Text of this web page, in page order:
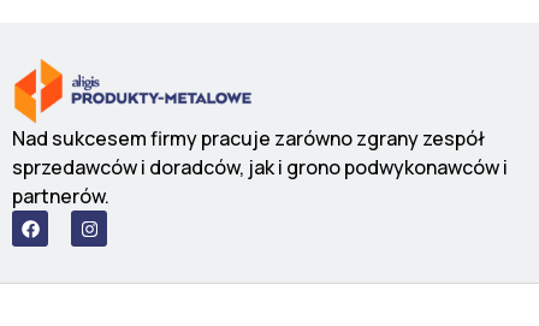
Nad sukcesem firmy pracuje zarówno zgrany zespół
sprzedawców i doradców, jak i grono podwykonawców i
partnerów.
F
a
c
b
I
n
s
a